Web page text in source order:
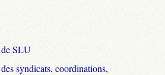
de SLU
syndicats, coordinations,